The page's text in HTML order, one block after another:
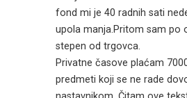
fond mi je 40 radnih sati
upola manja.Pritom sam po
stepen od trgovca.
Privatne časove plaćam
predmeti koji se ne rade